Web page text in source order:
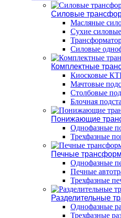
Силовые
Масляные
Сухие
Силовые
Комплектные
Киосковые
Мачтовые
Столбовые
Блочная
Понижающие
Однофазные
Трехфазные
Печные
Однофазные
Печные
Трехфазные
Разделительные
Однофазные
Трехфазные